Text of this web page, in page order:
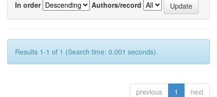
In order
Authors/record
Results 1-1 of 1 (Search time: 0.001 seconds).
previous 1 next